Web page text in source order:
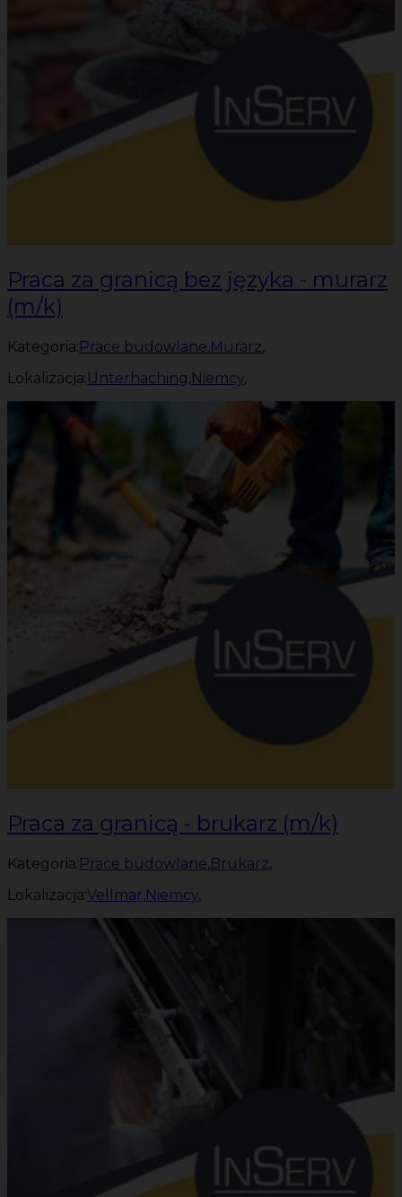
Praca za granicą bez języka - murarz
(m/k)
Kategoria:Prace budowlane,Murarz,
Lokalizacja:Unterhaching,Niemcy,
Praca za granicą - brukarz (m/k)
Kategoria:Prace budowlane,Brukarz,
Lokalizacja:Vellmar,Niemcy,